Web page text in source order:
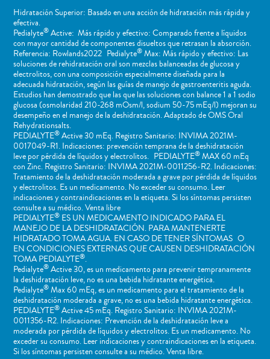
Hidratación Superior: Basado en una acción de hidratación más rápida y
efectiva.
Pedialyte®Active: Más rápido y efectivo: Comparado frente a líquidos
con mayor cantidad de componentes disueltos que retrasan la absorción.
Referencia: Rowlands2022 Pedialyte®Max: Más rápido y efectivo: Las
soluciones de rehidratación oral son mezclas balanceadas de glucosa y
electrolitos, con una composición especialmente diseñada para la
adecuada hidratación, según las guías de manejo de gastroenteritis aguda.
Estudios han demostrado que las que las soluciones con balance 1 a 1 sodio
glucosa (osmolaridad 210-268 mOsm/l, sodium 50-75 mEq/l) mejoran su
desempeño en el manejo de la deshidratación. Adaptado de OMS Oral
Rehydrationsalts.
PEDIALYTE®Active 30 mEq. Registro Sanitario: INVIMA 2021M-
0017049-R1. Indicaciones: prevención temprana de la deshidratación
leve por pérdida de líquidos y electrolitos. PEDIALYTE®MAX 60 mEq
con Zinc. Registro Sanitario: INVIMA 2021M-0011256-R2. Indicaciones:
Tratamiento de la deshidratación moderada a grave por pérdida de líquidos
y electrolitos. Es un medicamento. No exceder su consumo. Leer
indicaciones y contraindicaciones en la etiqueta. Si los síntomas persisten
consulte a su médico. Venta libre
PEDIALYTE®ES UN MEDICAMENTO INDICADO PARA EL
MANEJO DE LA DESHIDRATACIÓN. PARA MANTENERTE
HIDRATADO TOMA AGUA. EN CASO DE TENER SÍNTOMAS O
EN CONDICIONES EXTERNAS QUE CAUSEN DESHIDRATACIÓN
TOMA PEDIALYTE®.
Pedialyte®Active 30, es un medicamento para prevenir tempranamente
la deshidratación leve, no es una bebida hidratante energética.
Pedialyte®Max 60 mEq, es un medicamento para el tratamiento de la
deshidratación moderada a grave, no es una bebida hidratante energética.
PEDIALYTE®Active 45 mEq. Registro Sanitario: INVIMA 2021M-
0011356-R2. Indicaciones: Prevención de la deshidratación leve a
moderada por pérdida de líquidos y electrolitos. Es un medicamento. No
exceder su consumo. Leer indicaciones y contraindicaciones en la etiqueta.
Si los síntomas persisten consulte a su médico. Venta libre.